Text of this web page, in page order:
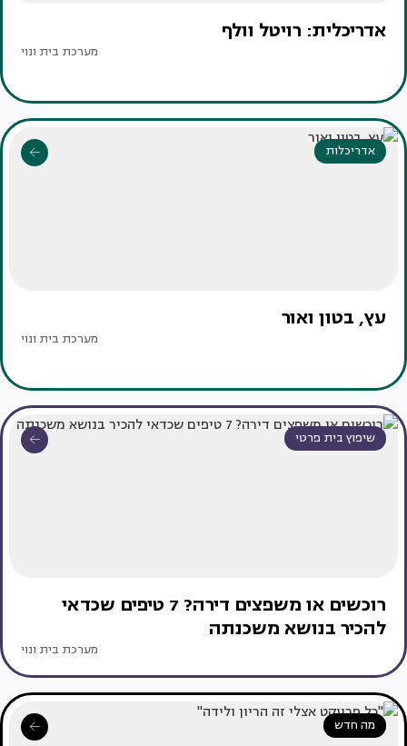
אדריכלית: רויטל וולף
מערכת בית ונוי
אדריכלות
עץ, בטון ואור
מערכת בית ונוי
שיפוץ בית פרטי
רוכשים או משפצים דירה? 7 טיפים שכדאי
להכיר בנושא משכנתה
מערכת בית ונוי
מה חדש